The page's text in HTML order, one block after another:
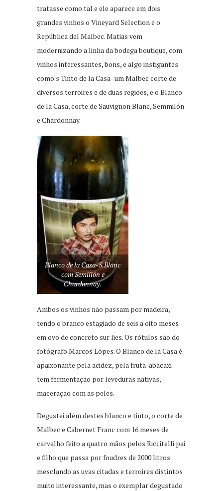
tratasse como tal e ele aparece em dois
grandes vinhos o Vineyard Selection e o
República del Malbec. Matias vem
modernizando a linha da bodega boutique, com
vinhos interessantes, bons, e algo instigantes
como s Tinto de la Casa- um Malbec corte de
diversos terroires e de duas regiões, e o Blanco
de la Casa, corte de Sauvignon Blanc, Semmilón
e Chardonnay.
Blanco de la Casa-S.Blanc
com Semillón e
Chardonnay.
Ambos os vinhos não passam por madeira,
tendo o branco estagiado de seis a oito meses
em ovo de concreto sur lies. Os rótulos são do
fotógrafo Marcos Lópes. O Blanco de la Casa é
apaixonante pela acidez, pela fruta-abacaxi-
tem fermentação por leveduras nativas,
maceração com as peles.
Degustei além destes blanco e tinto, o corte de
Malbec e Cabernet Franc com 16 meses de
carvalho feito a quatro mãos pelos Riccitelli pai
e filho que passa por foudres de 2000 litros
mesclando as uvas citadas e terroires distintos
muito interessante, mas o exemplar degustado